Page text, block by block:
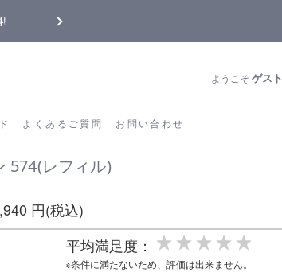
!
よくあるご質問 お問い合わせ
ようこそゲスト
イド よくあるご質問
574(レフィル)
円(税込)
平均満足度：
※条件に満たないため、評価は出来ません。